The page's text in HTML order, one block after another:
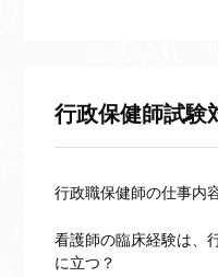
行政保健師試験
行政職保健師の仕事内
看護師の臨床経験は、
に立つ？